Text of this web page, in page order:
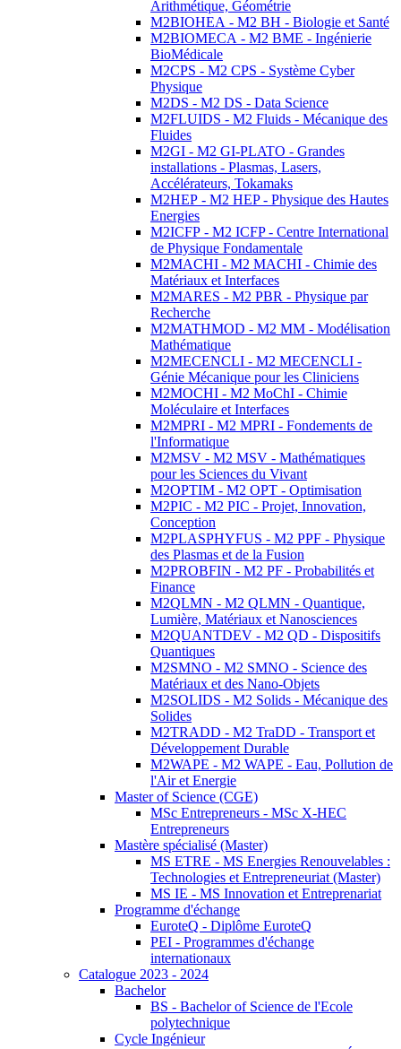
Arithmétique, Géométrie
M2BIOHEA - M2 BH - Biologie et Santé
M2BIOMECA - M2 BME - Ingénierie
BioMédicale
M2CPS - M2 CPS - Système Cyber
Physique
M2DS - M2 DS - Data Science
M2FLUIDS - M2 Fluids - Mécanique des
Fluides
M2GI - M2 GI-PLATO - Grandes
installations - Plasmas, Lasers,
Accélérateurs, Tokamaks
M2HEP - M2 HEP - Physique des Hautes
Energies
M2ICFP - M2 ICFP - Centre International
de Physique Fondamentale
M2MACHI - M2 MACHI - Chimie des
Matériaux et Interfaces
M2MARES - M2 PBR - Physique par
Recherche
M2MATHMOD - M2 MM - Modélisation
Mathématique
M2MECENCLI - M2 MECENCLI -
Génie Mécanique pour les Cliniciens
M2MOCHI - M2 MoChI - Chimie
Moléculaire et Interfaces
M2MPRI - M2 MPRI - Fondements de
l'Informatique
M2MSV - M2 MSV - Mathématiques
pour les Sciences du Vivant
M2OPTIM - M2 OPT - Optimisation
M2PIC - M2 PIC - Projet, Innovation,
Conception
M2PLASPHYFUS - M2 PPF - Physique
des Plasmas et de la Fusion
M2PROBFIN - M2 PF - Probabilités et
Finance
M2QLMN - M2 QLMN - Quantique,
Lumière, Matériaux et Nanosciences
M2QUANTDEV - M2 QD - Dispositifs
Quantiques
M2SMNO - M2 SMNO - Science des
Matériaux et des Nano-Objets
M2SOLIDS - M2 Solids - Mécanique des
Solides
M2TRADD - M2 TraDD - Transport et
Développement Durable
M2WAPE - M2 WAPE - Eau, Pollution de
l'Air et Energie
Master of Science (CGE)
MSc Entrepreneurs - MSc X-HEC
Entrepreneurs
Mastère spécialisé (Master)
MS ETRE - MS Energies Renouvelables :
Technologies et Entrepreneuriat (Master)
MS IE - MS Innovation et Entreprenariat
Programme d'échange
EuroteQ - Diplôme EuroteQ
PEI - Programmes d'échange
internationaux
Catalogue 2023 - 2024
Bachelor
BS - Bachelor of Science de l'Ecole
polytechnique
Cycle Ingénieur